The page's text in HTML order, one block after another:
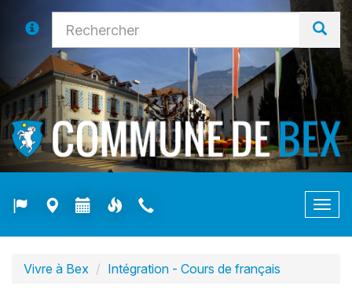
Vivre à Bex Intégration - Cours de français